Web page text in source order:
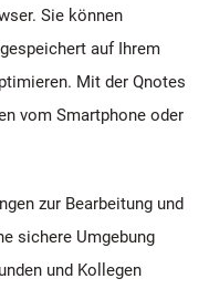
Sie können
auf Ihrem
Mit der Qnotes
vom Smartphone oder
zur Bearbeitung und
sichere Umgebung
und Kollegen